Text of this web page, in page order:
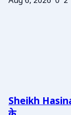
Sheikh